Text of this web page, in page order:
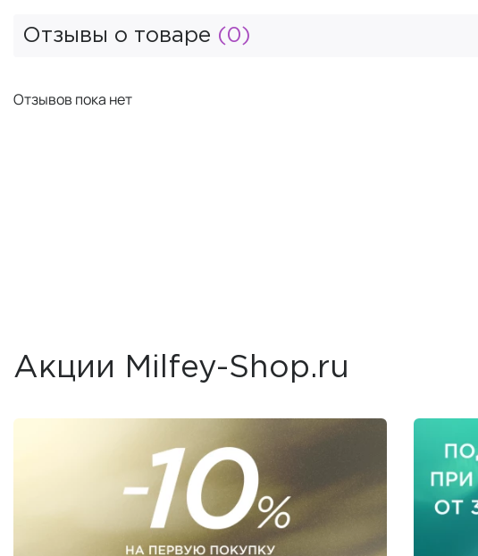
Отзывы о товаре (0)
Отзывов пока нет
Акции Milfey-Shop.ru